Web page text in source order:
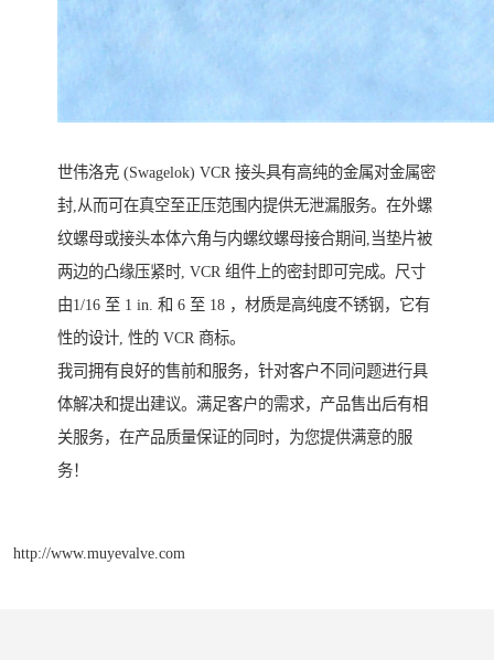
世伟洛克 (Swagelok) VCR 接头具有高纯的金属对金属密
封,从而可在真空至正压范围内提供无泄漏服务。在外螺
纹螺母或接头本体六角与内螺纹螺母接合期间,当垫片被
两边的凸缘压紧时, VCR 组件上的密封即可完成。尺寸
由1/16 至 1 in. 和 6 至 18 ，材质是高纯度不锈钢，它有
性的设计, 性的 VCR 商标。
我司拥有良好的售前和服务，针对客户不同问题进行具
体解决和提出建议。满足客户的需求，产品售出后有相
关服务，在产品质量保证的同时，为您提供满意的服
务！
http://www.muyevalve.com